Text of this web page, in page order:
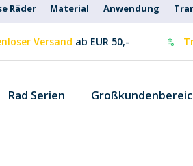
Räder Material Anwendung
Versand ab EUR 50,-
Rad Serien